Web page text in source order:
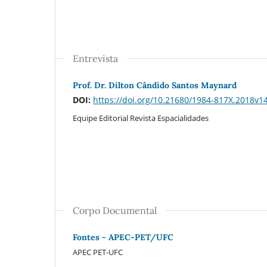
Entrevista
Prof. Dr. Dilton Cândido Santos Maynard
DOI: https://doi.org/10.21680/1984-
Equipe Editorial Revista Espacialidades
Corpo Documental
Fontes - APEC-PET/UFC
APEC PET-UFC